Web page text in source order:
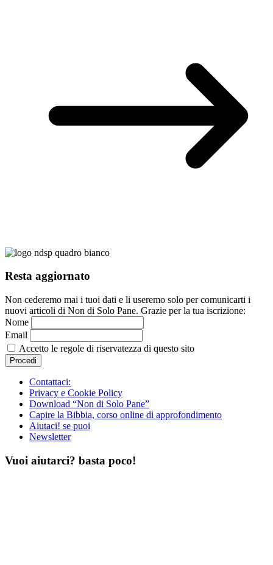
Resta aggiornato
Non cederemo mai i tuoi dati e li useremo solo per comunicarti i
nuovi articoli di Non di Solo Pane. Grazie per la tua iscrizione:
Nome
Email
Accetto le regole di riservatezza di questo sito
Contattaci:
Privacy e Cookie Policy
Download “Non di Solo Pane”
Capire la Bibbia, corso online di approfondimento
Aiutaci! se puoi
Newsletter
Vuoi aiutarci? basta poco!